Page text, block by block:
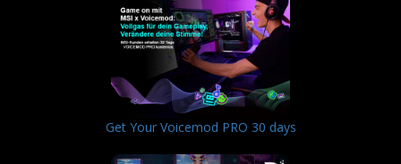
Get Your Voicemod PRO 30 days